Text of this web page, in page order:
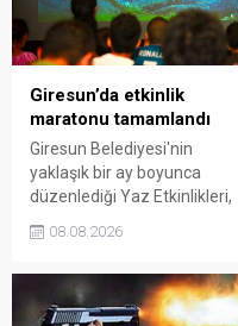
Giresun’da etkinlik
maratonu tamamlandı
Giresun Belediyesi'nin
yaklaşık bir ay boyunca
düzenlediği Yaz Etkinlikleri,
sanat ve eğlenceyle
organizasyonun ardından
Kadın El Emeği Pazarı'nın
08.08.2026